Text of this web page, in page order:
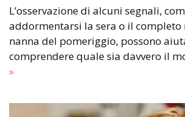
L’osservazione di alcuni segnali,
addormentarsi la sera o il
nanna del pomeriggio, possono
comprendere quale sia davvero il
»